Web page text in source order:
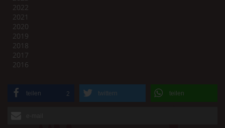
2022
2021
2020
2019
2018
2017
2016
teilen 2 twittern teilen